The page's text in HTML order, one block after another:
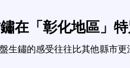
在「彰化地區」
生鏽的感受往往比其他縣市更